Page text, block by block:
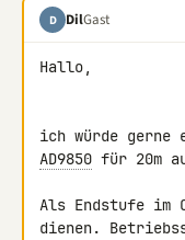
D DilGast
Hallo,
AD9850 für 20m
Als Endstufe im
dienen.